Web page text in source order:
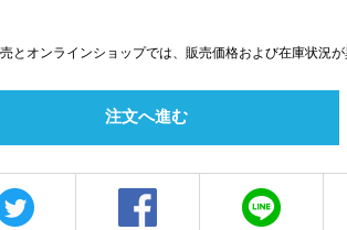
とオンラインショップでは、販売価格および在庫状況
注文へ進む